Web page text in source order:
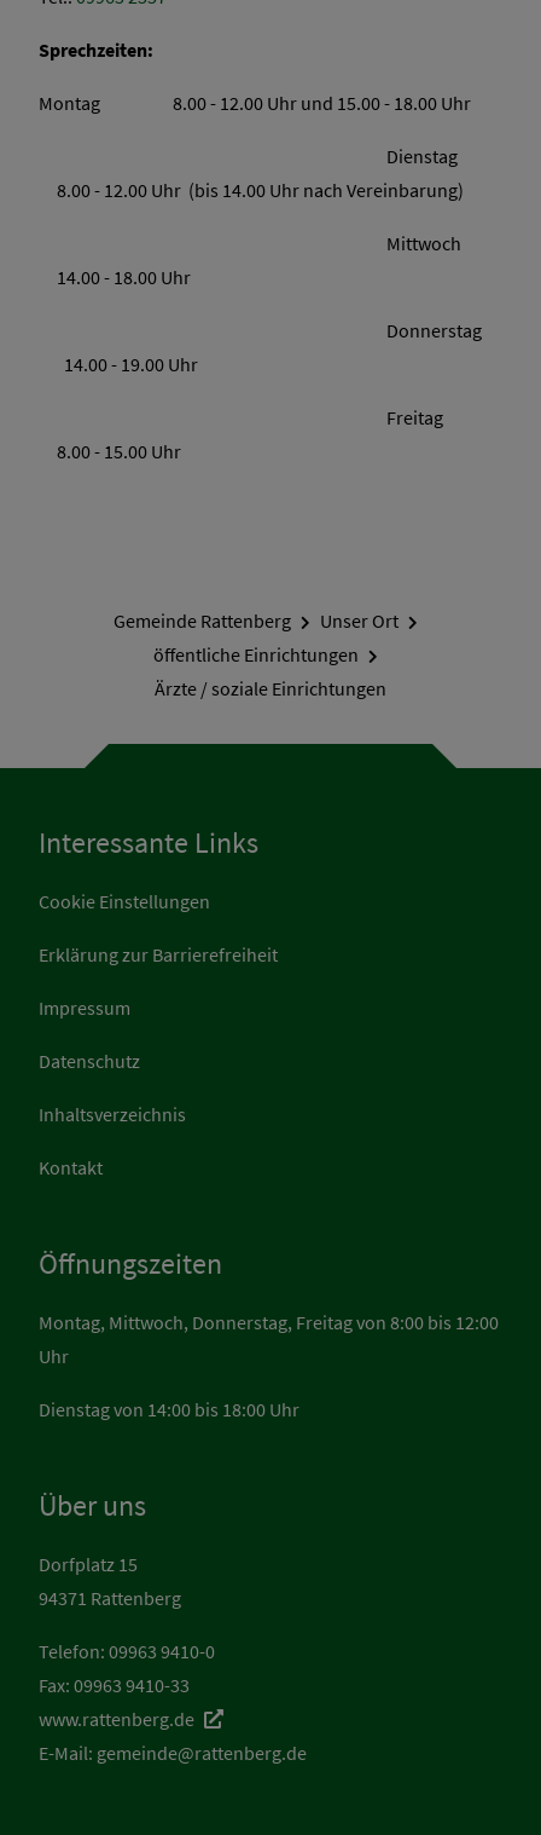
Sprechzeiten:
Montag 8.00 - 12.00 Uhr und 15.00 - 18.00 Uhr
Dienstag
8.00 - 12.00 Uhr (bis 14.00 Uhr nach Vereinbarung)
Mittwoch
14.00 - 18.00 Uhr
Donnerstag
14.00 - 19.00 Uhr
Freitag
8.00 - 15.00 Uhr
Gemeinde Rattenberg
Unser Ort
öffentliche Einrichtungen
Ärzte / soziale Einrichtungen
Interessante Links
Cookie Einstellungen
Erklärung zur Barrierefreiheit
Impressum
Datenschutz
Inhaltsverzeichnis
Kontakt
Öffnungszeiten
Montag, Mittwoch, Donnerstag, Freitag von 8:00 bis 12:00
Uhr
Dienstag von 14:00 bis 18:00 Uhr
Über uns
Dorfplatz 15
94371 Rattenberg
Telefon: 09963 9410-0
Fax: 09963 9410-33
www.rattenberg.de
E-Mail: gemeinde@rattenberg.de